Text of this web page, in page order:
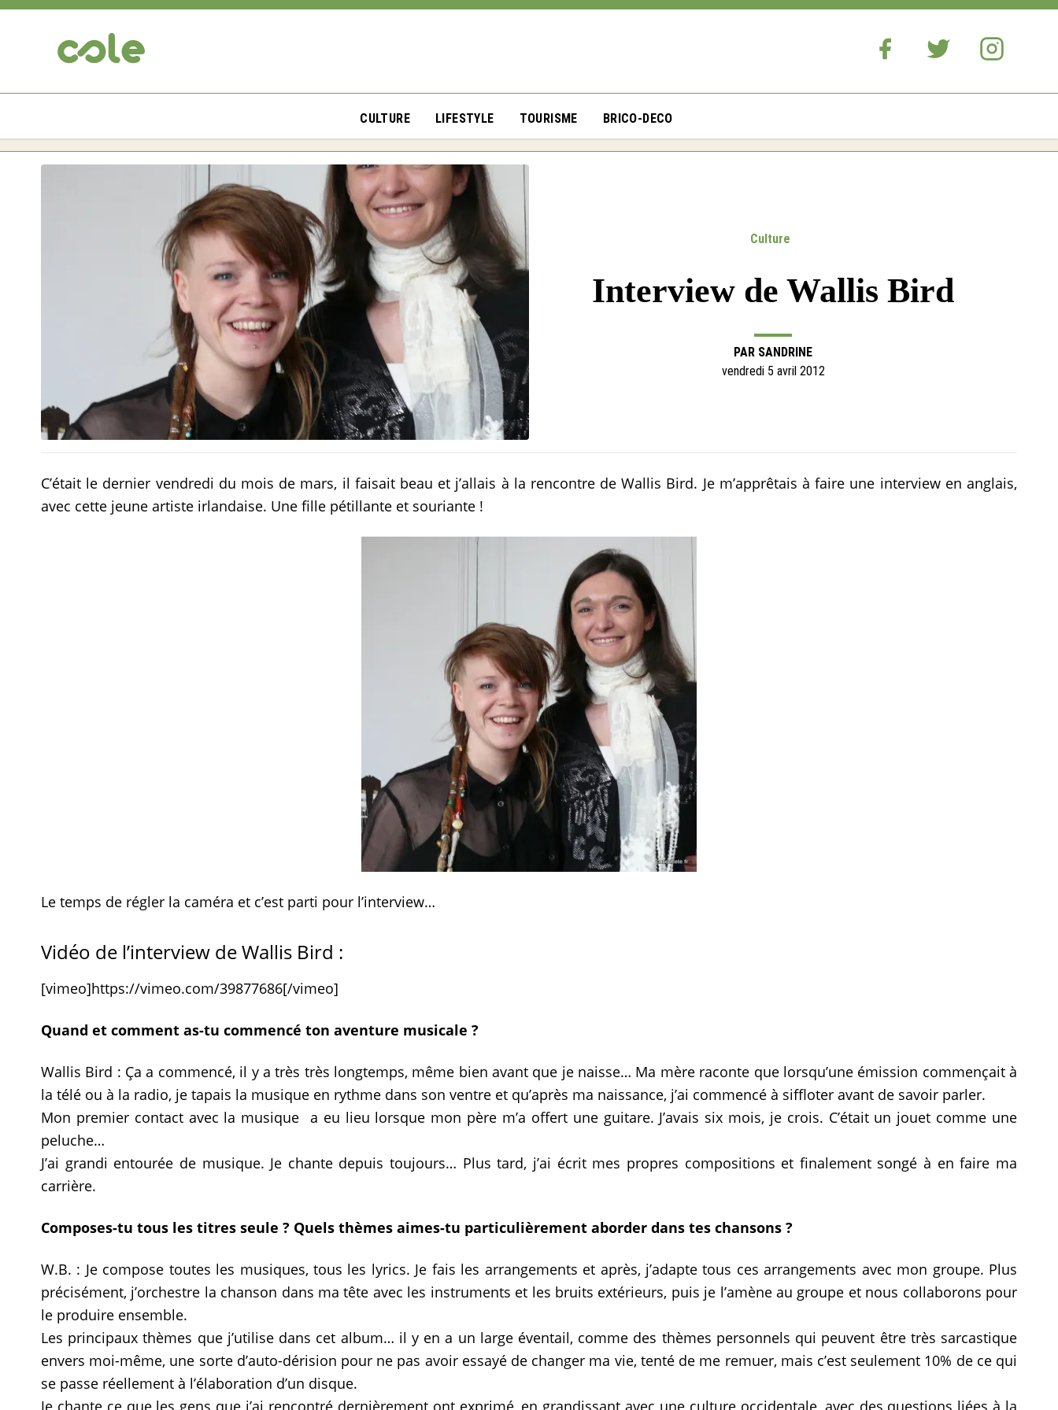
CULTURE LIFESTYLE TOURISME BRICO-DECO
Culture
Interview de Wallis Bird
PAR SANDRINE
vendredi 5 avril 2012
C’était le dernier vendredi du mois de mars, il faisait beau et j’allais à la rencontre de Wallis Bird. Je m’apprêtais à faire une interview en anglais,
avec cette jeune artiste irlandaise. Une fille pétillante et souriante !
Le temps de régler la caméra et c’est parti pour l’interview…
Vidéo de l’interview de Wallis Bird :
[vimeo]https://vimeo.com/39877686[/vimeo]
Quand et comment as-tu commencé ton aventure musicale ?
Wallis Bird : Ça a commencé, il y a très très longtemps, même bien avant que je naisse… Ma mère raconte que lorsqu’une émission commençait à
la télé ou à la radio, je tapais la musique en rythme dans son ventre et qu’après ma naissance, j’ai commencé à siffloter avant de savoir parler.
Mon premier contact avec la musique a eu lieu lorsque mon père m’a offert une guitare. J’avais six mois, je crois. C’était un jouet comme une
peluche…
J’ai grandi entourée de musique. Je chante depuis toujours… Plus tard, j’ai écrit mes propres compositions et finalement songé à en faire ma
carrière.
Composes-tu tous les titres seule ? Quels thèmes aimes-tu particulièrement aborder dans tes chansons ?
W.B. : Je compose toutes les musiques, tous les lyrics. Je fais les arrangements et après, j’adapte tous ces arrangements avec mon groupe. Plus
précisément, j’orchestre la chanson dans ma tête avec les instruments et les bruits extérieurs, puis je l’amène au groupe et nous collaborons pour
le produire ensemble.
Les principaux thèmes que j’utilise dans cet album… il y en a un large éventail, comme des thèmes personnels qui peuvent être très sarcastique
envers moi-même, une sorte d’auto-dérision pour ne pas avoir essayé de changer ma vie, tenté de me remuer, mais c’est seulement 10% de ce qui
se passe réellement à l’élaboration d’un disque.
Je chante ce que les gens que j’ai rencontré dernièrement ont exprimé, en grandissant avec une culture occidentale, avec des questions liées à la